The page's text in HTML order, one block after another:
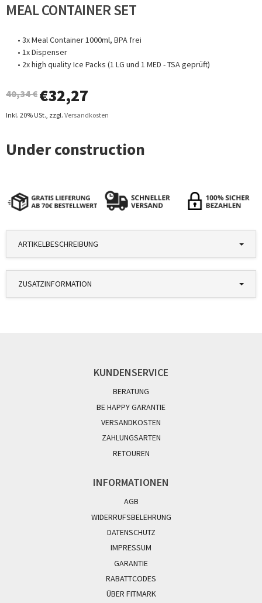
MEAL CONTAINER SET
• 3x Meal Container 1000ml, BPA frei
• 1x Dispenser
• 2x high quality Ice Packs (1 LG und 1 MED - TSA geprüft)
40,34 € €32,27
Inkl. 20% USt. zzgl. Versandkosten
ARTIKELBESCHREIBUNG
ZUSATZINFORMATION
KUNDENSERVICE
BERATUNG
BE HAPPY GARANTIE
VERSANDKOSTEN
ZAHLUNGSARTEN
RETOUREN
INFORMATIONEN
AGB
WIDERRUFSBELEHRUNG
DATENSCHUTZ
IMPRESSUM
GARANTIE
RABATTCODES
ÜBER FITMARK